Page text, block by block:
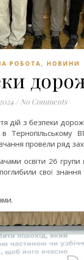
РОБОТА, НОВИНИ
/ No Comments
дій з безпеки
провели ряд
освіти 26
свої